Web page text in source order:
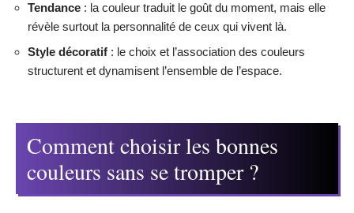
Tendance : la couleur traduit le goût du moment, mais elle
révèle surtout la personnalité de ceux qui vivent là.
Style décoratif : le choix et l’association des couleurs
structurent et dynamisent l’ensemble de l’espace.
Comment choisir les bonnes
couleurs sans se tromper ?